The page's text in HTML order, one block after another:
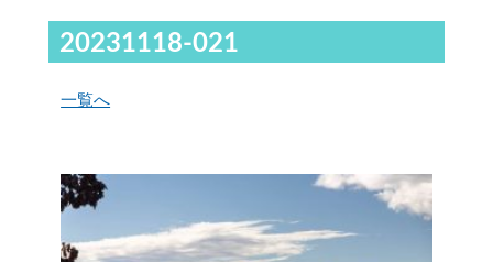
20231118-021
一覧へ